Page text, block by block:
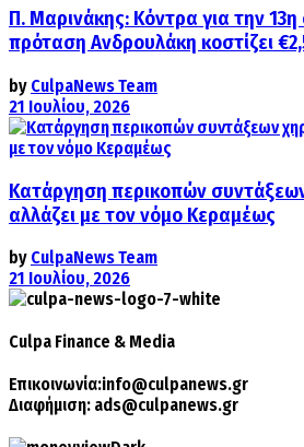
Π. Μαρινάκης: Κόντρα για την
πρόταση Ανδρουλάκη κοστίζει
by CulpaNews Team
21 Ιουλίου, 2026
Κατάργηση περικοπών συντάξεων
αλλάζει με τον νόμο Κεραμέως
by CulpaNews Team
21 Ιουλίου, 2026
Culpa Finance & Media
Επικοινωνία:info@culpanews.gr
Διαφήμιση: ads@culpanews.gr